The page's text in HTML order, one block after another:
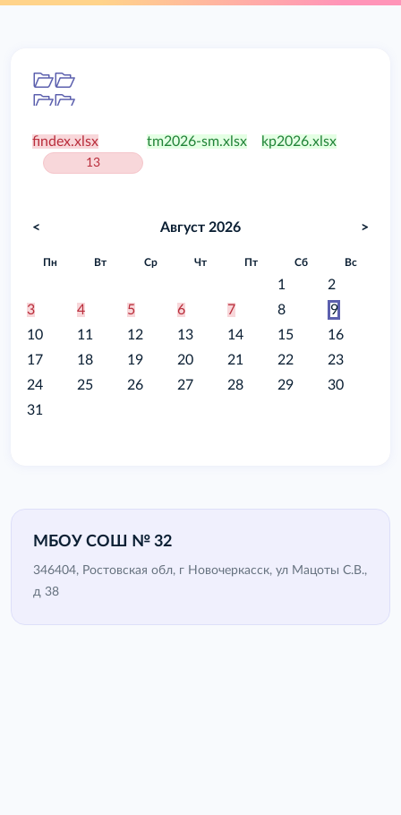
findex.xlsx
13
tm2026-sm.xlsx kp2026.xlsx
< Август 2026 >
Пн Вт Ср Чт Пт Сб Вс
1
2
3
4 5 6 7 8
9
10
11 12 13 14 15
16
17
18 19 20 21 22
23
24
25 26 27 28 29
30
31
МБОУ СОШ № 32
346404, Ростовская обл, г Новочеркасск, ул Мацоты С.В.,
д 38